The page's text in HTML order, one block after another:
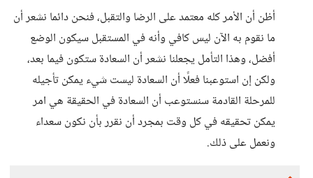
أظن أن الأمر كله معتمد على الرضا والتقبل، فنحن دائما نشعر أن
ما نقوم به الآن ليس كافي وأنه في المستقبل سيكون الوضع
أفضل، وهذا التأمل يجعلنا نشعر أن السعادة ستكون فيما بعد،
ولكن إن استوعبنا فعلًا أن السعادة ليست شيء يمكن تأجيله
للمرحلة القادمة سنستوعب أن السعادة في الحقيقة هي امر
يمكن تحقيقه في كل وقت بمجرد أن نقرر بأن نكون سعداء
ونعمل على ذلك.